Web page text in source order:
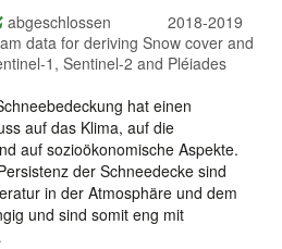
abgeschlossen
2018-2019
data for deriving Snow cover and
1, Sentinel-2 and Pléiades
hat einen
auf das Klima, auf die
auf sozioökonomische Aspekte.
der Schneedecke sind
in der Atmosphäre und dem
und sind somit eng mit